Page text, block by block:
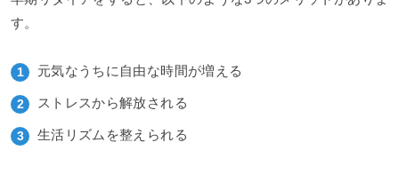
す。
元気なうちに自由な時間が増える
ストレスから解放される
生活リズムを整えられる